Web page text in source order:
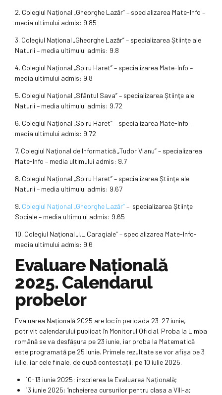
2. Colegiul Național „Gheorghe Lazăr” – specializarea Mate-Info –
media ultimului admis: 9.85
3. Colegiul Național „Gheorghe Lazăr” – specializarea Științe ale
Naturii – media ultimului admis: 9.8
4. Colegiul Național „Spiru Haret” – specializarea Mate-Info –
media ultimului admis: 9.8
5. Colegiul Naţional „Sfântul Sava” – specializarea Ştiinţe ale
Naturii – media ultimului admis: 9.72
6. Colegiul Național „Spiru Haret” – specializarea Mate-Info –
media ultimului admis: 9.72
7. Colegiul Naţional de Informatică „Tudor Vianu” – specializarea
Mate-Info – media ultimului admis: 9.7
8. Colegiul Național „Spiru Haret” – specializarea Ştiinţe ale
Naturii – media ultimului admis: 9.67
9. Colegiul Naţional „Gheorghe Lazăr”– specializarea Ştiinţe
Sociale – media ultimului admis: 9.65
10. Colegiul Naţional „I.L.Caragiale” – specializarea Mate-Info-
media ultimului admis: 9.6
Evaluare Națională
2025. Calendarul
probelor
Evaluarea Națională 2025 are loc în perioada 23-27 iunie,
potrivit calendarului publicat în Monitorul Oficial. Proba la Limba
română se va desfășura pe 23 iunie, iar proba la Matematică
este programată pe 25 iunie. Primele rezultate se vor afișa pe 3
iulie, iar cele finale, de după contestații, pe 10 iulie 2025.
10-13 iunie 2025: înscrierea la Evaluarea Națională;
13 iunie 2025: încheierea cursurilor pentru clasa a VIII-a;